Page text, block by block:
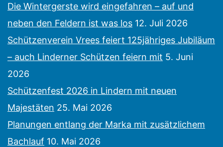
Die Wintergerste wird eingefahren – auf und
neben den Feldern ist was los 12. Juli 2026
Schützenverein Vrees feiert 125jähriges Jubiläum
– auch Linderner Schützen feiern mit 5. Juni
2026
Schützenfest 2026 in Lindern mit neuen
Majestäten 25. Mai 2026
Planungen entlang der Marka mit zusätzlichem
Bachlauf 10. Mai 2026